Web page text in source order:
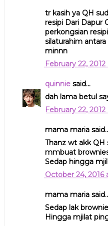
tr kasih ya QH
resipi Dari Dapur
perkongsian
silaturahim
minnn
February 22, 2012
quinniesaid...
dah lama betul
February 22,
mama maria
Thanz wt akk QH
mmbuat
Sedap hingga
October 24, 2016
mama maria
Sedap lak
Hingga mjilat